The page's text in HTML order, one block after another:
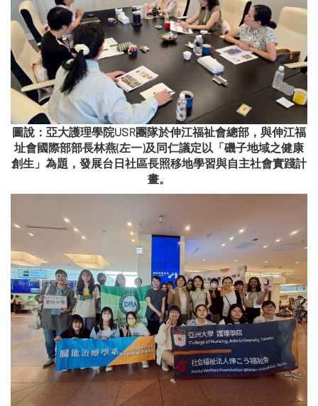
圖說：亞大護理學院USR團隊於伸江福祉會總部，與伸江福
址會國際部部長林燕(左一)及同仁議定以「磯子地域之健康
創生」為題，發展台日社區長照移地學習與自主社會實踐計
畫。